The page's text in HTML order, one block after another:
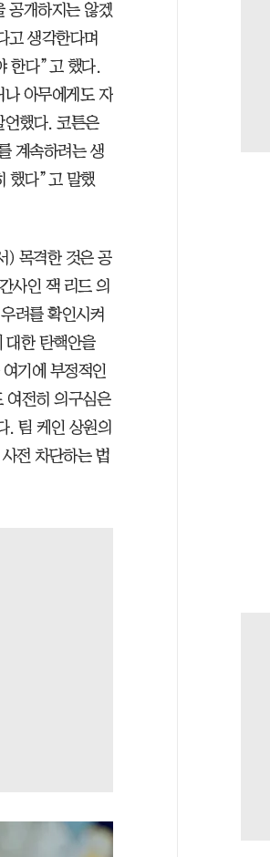
공개하지는 않겠
고 생각한다며
한다”고 했다.
나 아무에게도 자
언했다. 코튼은
계속하려는 생
했다”고 말했
) 목격한 것은 공
사인 잭 리드 의
려를 확인시켜
대한 탄핵안을
기에 부정적인
여전히 의구심은
. 팀 케인 상원의
전 차단하는 법